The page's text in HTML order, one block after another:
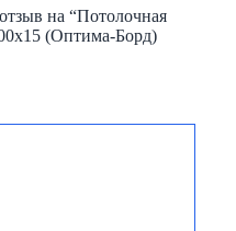
на “Потолочная
(Оптима-Борд)